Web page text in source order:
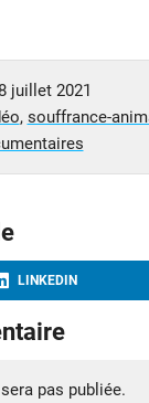
8 juillet 2021
, souffrance-
LINKEDIN
pas publiée.